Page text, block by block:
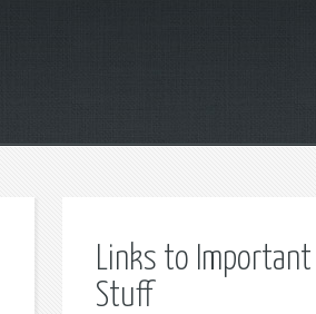
Links to Important
Stuff